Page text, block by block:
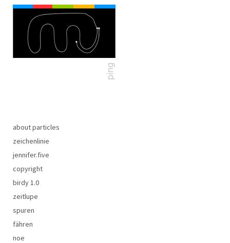
about particles
zeichenlinie
jennifer.five
copyright
birdy 1.0
zeitlupe
spuren
fähren
noe